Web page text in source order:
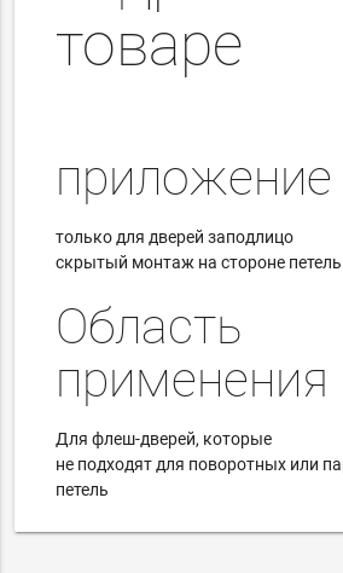
товаре
приложение
только для дверей заподлицо
скрытый монтаж на стороне петель
Область
применения
Для флеш-дверей, которые
не подходят для поворотных или
петель